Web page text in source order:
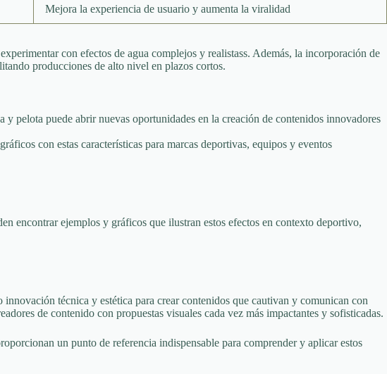
Mejora la experiencia de usuario y aumenta la viralidad
con efectos de agua complejos y realistass. Además, la incorporación de
producciones de alto nivel en plazos cortos.
pelota puede abrir nuevas oportunidades en la creación de contenidos innovadores
con estas características para marcas deportivas, equipos y eventos
encontrar ejemplos y gráficos que ilustran estos efectos en contexto deportivo,
técnica y estética para crear contenidos que cautivan y comunican con
de contenido con propuestas visuales cada vez más impactantes y sofisticadas.
un punto de referencia indispensable para comprender y aplicar estos